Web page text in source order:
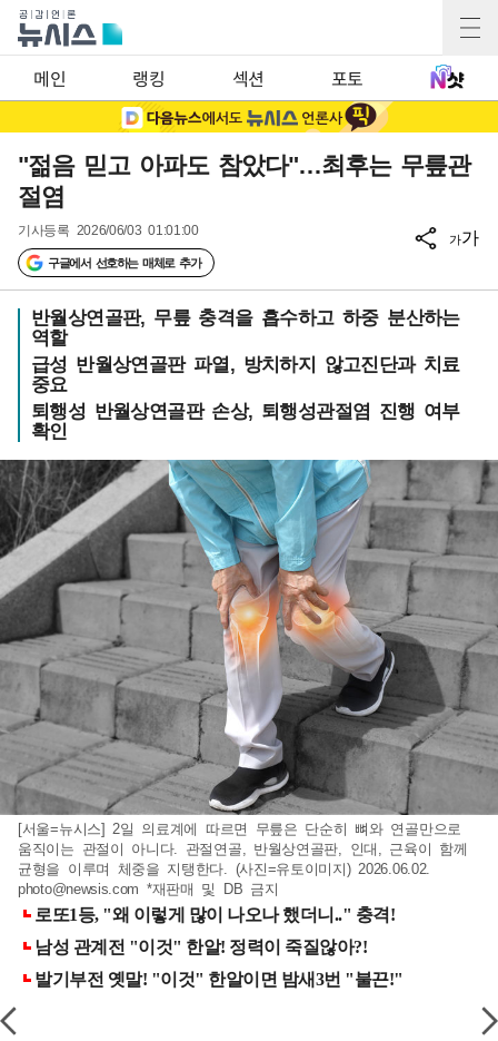
메인 랭킹 섹션 포토
"젊음 믿고 아파도 참았다"…최후는 무릎관
절염
기사등록 2026/06/03 01:01:00
구글에서 선호하는 매체로 추가
가가
반월상연골판, 무릎 충격을 흡수하고 하중 분산하는
역할
급성 반월상연골판 파열, 방치하지 않고진단과 치료
중요
퇴행성 반월상연골판 손상, 퇴행성관절염 진행 여부
확인
[서울=뉴시스] 2일 의료계에 따르면 무릎은 단순히 뼈와 연골만으로
움직이는 관절이 아니다. 관절연골, 반월상연골판, 인대, 근육이 함께
균형을 이루며 체중을 지탱한다. (사진=유토이미지) 2026.06.02.
photo@newsis.com *재판매 및 DB 금지